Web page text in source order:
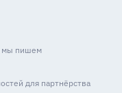
мы пишем
для партнёрства